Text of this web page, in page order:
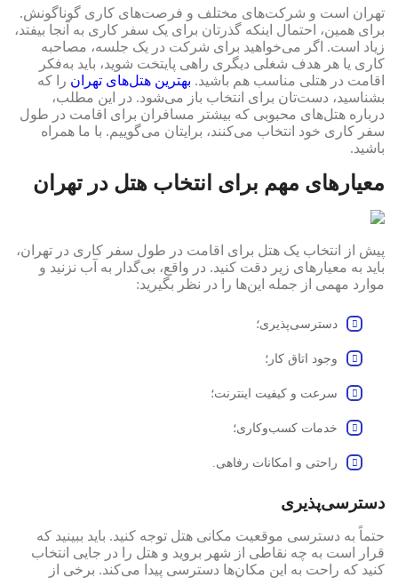
تهران است و شرکت‌های مختلف و فرصت‌های کاری گوناگونش.
برای همین، احتمال اینکه گذرتان برای یک سفر کاری به آنجا بیفتد،
زیاد است. اگر می‌خواهید برای شرکت در یک جلسه، مصاحبه
کاری یا هر هدف شغلی دیگری راهی پایتخت شوید، باید به‌فکر
اقامت در هتلی مناسب هم باشید. بهترین هتل‌های تهران را که
بشناسید، دست‌تان برای انتخاب باز می‌شود. در این مطلب،
درباره هتل‌های محبوبی که بیشتر مسافران برای اقامت در طول
سفر کاری خود انتخاب می‌کنند، برایتان می‌گوییم. با ما همراه
باشید.
معیارهای مهم برای انتخاب هتل در تهران
پیش از انتخاب یک هتل برای اقامت در طول سفر کاری در تهران،
باید به معیارهای زیر دقت کنید. در واقع، بی‌گدار به آب نزنید و
موارد مهمی از جمله این‌ها را در نظر بگیرید:
دسترسی‌پذیری؛
وجود اتاق کار؛
سرعت و کیفیت اینترنت؛
خدمات کسب‌وکاری؛
راحتی و امکانات رفاهی.
دسترسی‌پذیری
حتماً به دسترسی موقعیت مکانی هتل توجه کنید. باید ببینید که
قرار است به چه نقاطی از شهر بروید و هتل را در جایی انتخاب
کنید که راحت به این مکان‌ها دسترسی پیدا می‌کند. برخی از